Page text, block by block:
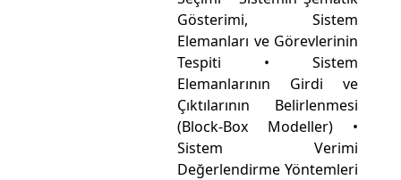
Gösterimi, Sistem
Elemanları ve Görevlerinin
Tespiti • Sistem
Elemanlarının Girdi ve
Çıktılarının Belirlenmesi
(Block-Box Modeller) •
Sistem Verimi
Değerlendirme Yöntemleri